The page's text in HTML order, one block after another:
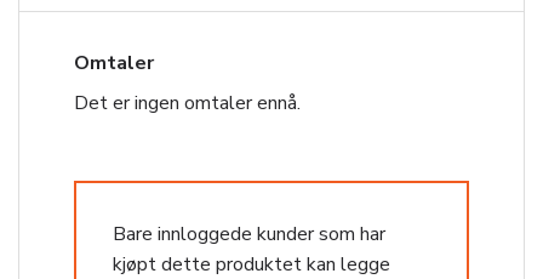
Omtaler
Det er ingen omtaler ennå.
Bare innloggede kunder som har
kjøpt dette produktet kan legge